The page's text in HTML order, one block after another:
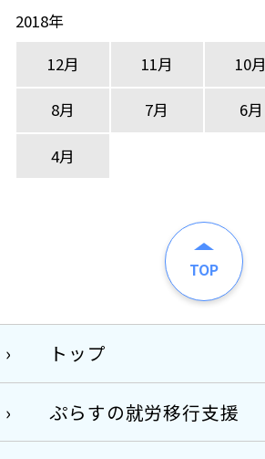
2018年
12月
11月 10月
8月 7月 6月
4月
TOP
トップ
ぷらすの就労移行支援